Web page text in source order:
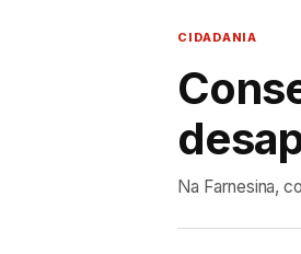
CIDADANIA
Na Farnesina,